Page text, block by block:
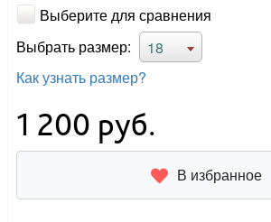
Выберите для сравнения
Выбрать размер:
18
Как узнать размер?
1 200 руб.
В избранное